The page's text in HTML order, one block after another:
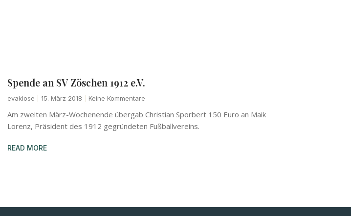
Spende an SV Zöschen 1912 e.V.
evaklose 15. März 2018 Keine Kommentare
Am zweiten März-Wochenende übergab Christian Sporbert 150 Euro an Maik
Lorenz, Präsident des 1912 gegründeten Fußballvereins.
READ MORE